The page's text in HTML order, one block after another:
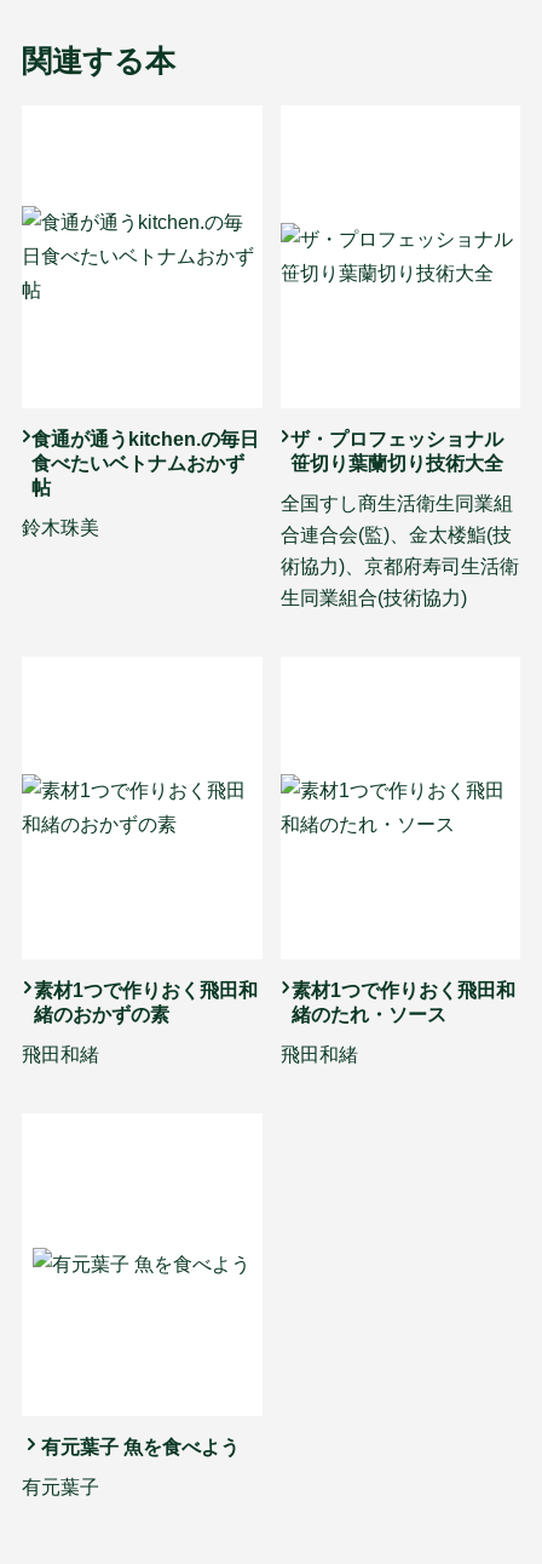
関連する本
食通が通うkitchen.の毎日
食べたいベトナムおかず
帖
鈴木珠美
ザ・プロフェッショナル
笹切り葉蘭切り技術大全
全国すし商生活衛生同業組
合連合会(監)、金太楼鮨(技
術協力)、京都府寿司生活衛
生同業組合(技術協力)
素材1つで作りおく飛田和
緒のおかずの素
飛田和緒
素材1つで作りおく飛田和
緒のたれ・ソース
飛田和緒
有元葉子 魚を食べよう
有元葉子